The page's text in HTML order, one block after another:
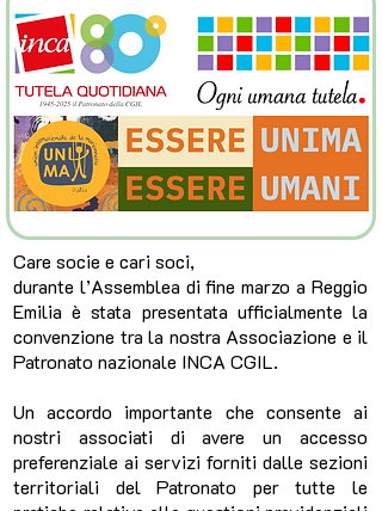
Care socie e cari soci,
durante l’Assemblea di fine marzo a Reggio
Emilia è stata presentata ufficialmente la
convenzione tra la nostra Associazione e il
Patronato nazionale INCA CGIL.
Un accordo importante che consente ai
nostri associati di avere un accesso
preferenziale ai servizi forniti dalle sezioni
territoriali del Patronato per tutte le